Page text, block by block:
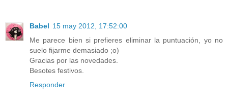
Babel 15 may 2012, 17:52:00
Me parece bien si prefieres eliminar la puntuación, yo no
suelo fijarme demasiado ;o)
Gracias por las novedades.
Besotes festivos.
Responder